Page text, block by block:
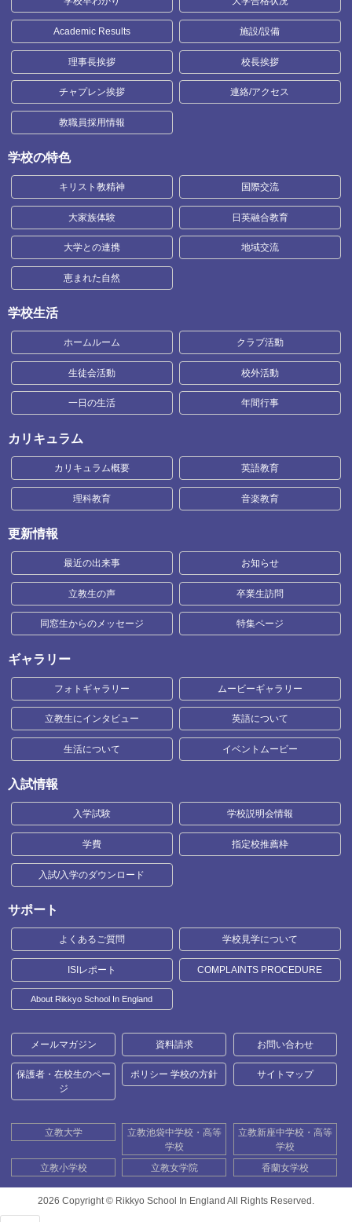
Academic Results 施設/設備
理事長挨拶 校長挨拶
チャプレン挨拶 連絡/アクセス
教職員採用情報
学校の特色
キリスト教精神 国際交流
大家族体験 日英融合教育
大学との連携 地域交流
恵まれた自然
学校生活
ホームルーム クラブ活動
生徒会活動 校外活動
一日の生活 年間行事
カリキュラム
カリキュラム概要 英語教育
理科教育 音楽教育
更新情報
最近の出来事 お知らせ
立教生の声 卒業生訪問
同窓生からのメッセージ 特集ページ
ギャラリー
フォトギャラリー ムービーギャラリー
立教生にインタビュー 英語について
生活について イベントムービー
入試情報
入学試験 学校説明会情報
学費 指定校推薦枠
入試/入学のダウンロード
サポート
よくあるご質問 学校見学について
ISIレポート COMPLAINTS PROCEDURE
About Rikkyo School In England
メールマガジン 資料請求 お問い合わせ
保護者・在校生のペー
ジ
ポリシー 学校の方針 サイトマップ
立教大学
立教池袋中学校・高等
学校
立教新座中学校・高等
学校
立教小学校
立教女学院 香蘭女学校
2026 Copyright © Rikkyo School In England All Rights Reserved.